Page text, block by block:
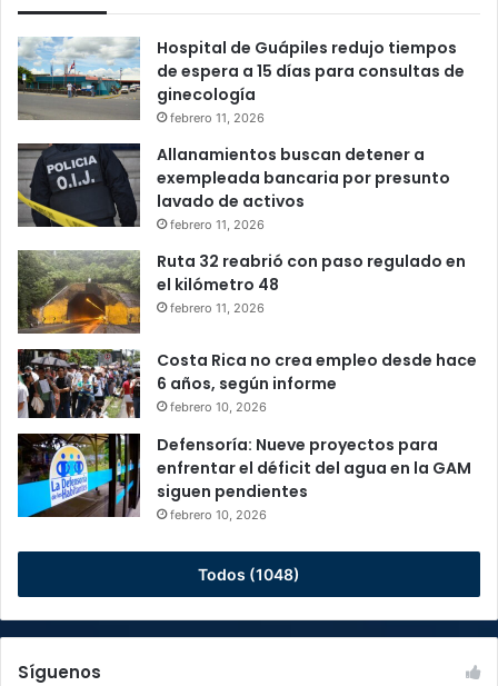
Hospital de Guápiles redujo tiempos
de espera a 15 días para consultas de
ginecología
febrero 11, 2026
Allanamientos buscan detener a
exempleada bancaria por presunto
lavado de activos
febrero 11, 2026
Ruta 32 reabrió con paso regulado en
el kilómetro 48
febrero 11, 2026
Costa Rica no crea empleo desde hace
6 años, según informe
febrero 10, 2026
Defensoría: Nueve proyectos para
enfrentar el déficit del agua en la GAM
siguen pendientes
febrero 10, 2026
Todos (1048)
Síguenos